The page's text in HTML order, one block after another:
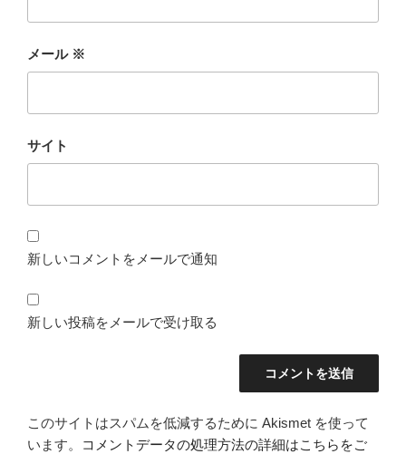
メール ※
サイト
新しいコメントをメールで通知
新しい投稿をメールで受け取る
このサイトはスパムを低減するために Akismet を使って
います。
コメントデータの処理方法の詳細はこちらをご